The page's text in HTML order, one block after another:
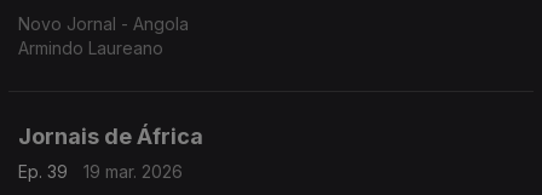
Novo Jornal - Angola
Armindo Laureano
Jornais de África
Ep. 39
19 mar. 2026